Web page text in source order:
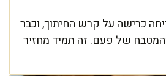
כרישה על קרש החיתוך, וכבר
של פעם. זה תמיד מחזיר